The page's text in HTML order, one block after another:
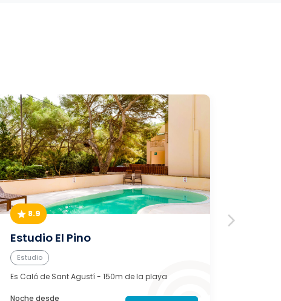
8.9
Estudio El Pino
Estudio
Es Caló de Sant Agustí- 150m de la playa
Noche desde